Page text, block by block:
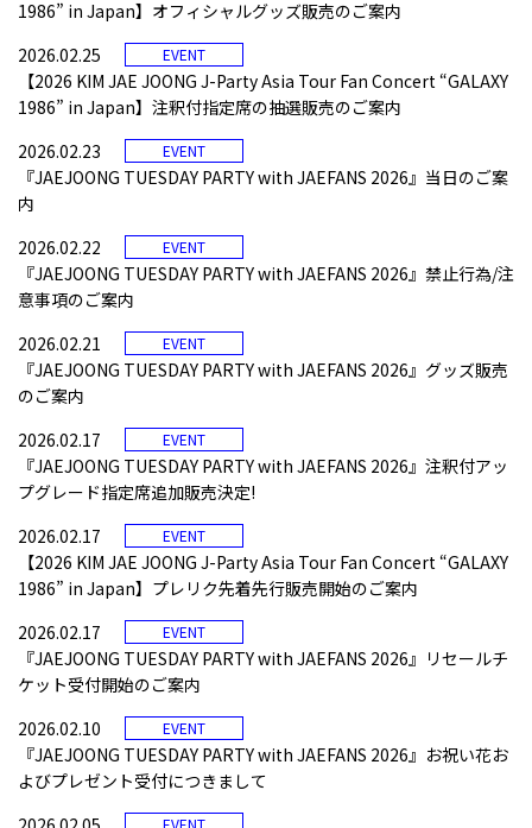
1986” in Japan】オフィシャルグッズ販売のご案内
2026.02.25
EVENT
【2026 KIM JAE JOONG J-Party Asia Tour Fan Concert “GALAXY
1986” in Japan】注釈付指定席の抽選販売のご案内
2026.02.23
EVENT
『JAEJOONG TUESDAY PARTY with JAEFANS 2026』当日のご案
内
2026.02.22
EVENT
『JAEJOONG TUESDAY PARTY with JAEFANS 2026』禁止行為/注
意事項のご案内
2026.02.21
EVENT
『JAEJOONG TUESDAY PARTY with JAEFANS 2026』グッズ販売
のご案内
2026.02.17
EVENT
『JAEJOONG TUESDAY PARTY with JAEFANS 2026』注釈付アッ
プグレード指定席追加販売決定!
2026.02.17
EVENT
【2026 KIM JAE JOONG J-Party Asia Tour Fan Concert “GALAXY
1986” in Japan】プレリク先着先行販売開始のご案内
2026.02.17
EVENT
『JAEJOONG TUESDAY PARTY with JAEFANS 2026』リセールチ
ケット受付開始のご案内
2026.02.10
EVENT
『JAEJOONG TUESDAY PARTY with JAEFANS 2026』お祝い花お
よびプレゼント受付につきまして
EVENT